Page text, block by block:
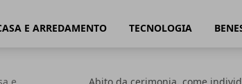
E ARREDAMENTO TECNOLOGIA